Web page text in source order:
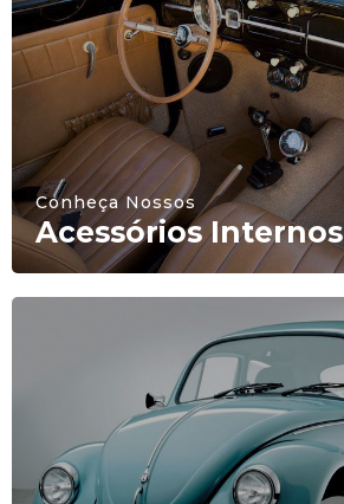
Conheça Nossos
Acessórios Internos